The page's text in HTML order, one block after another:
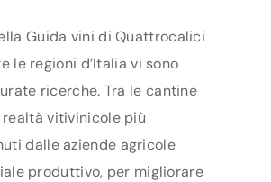
Guida vini di Quattrocalici
le regioni d’Italia vi sono
ricerche. Tra le cantine
realtà vitivinicole più
dalle aziende agricole
produttivo, per migliorare